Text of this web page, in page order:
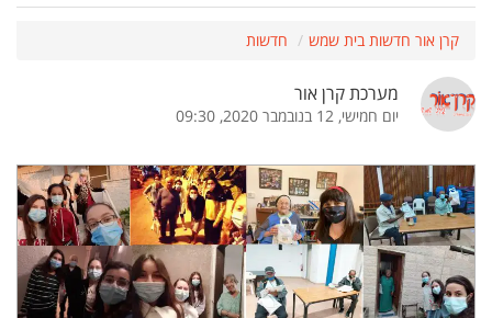
קרן אור חדשות בית שמש חדשות
מערכת קרן אור
יום חמישי, 12 בנובמבר 2020, 09:30